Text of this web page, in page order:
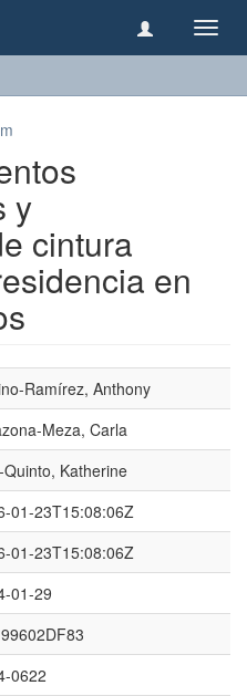
y
cintura
en
Ramírez, Anthony
Meza, Carla
Quinto, Katherine
01-23T15:08:06Z
01-23T15:08:06Z
01-29
0622